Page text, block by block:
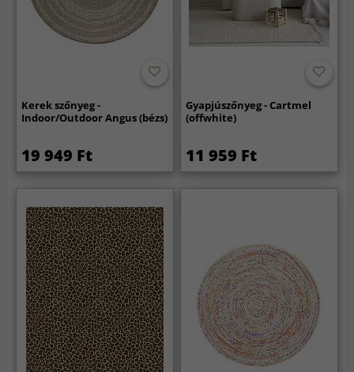
Kerek szőnyeg -
Indoor/Outdoor Angus (bézs)
19 949 Ft
Gyapjúszőnyeg - Cartmel
(offwhite)
11 959 Ft